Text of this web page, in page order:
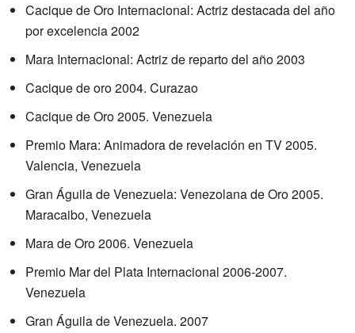
Cacique de Oro Internacional: Actriz destacada del año
por excelencia 2002
Mara Internacional: Actriz de reparto del año 2003
Cacique de oro 2004. Curazao
Cacique de Oro 2005. Venezuela
Premio Mara: Animadora de revelación en TV 2005.
Valencia, Venezuela
Gran Águila de Venezuela: Venezolana de Oro 2005.
Maracaibo, Venezuela
Mara de Oro 2006. Venezuela
Premio Mar del Plata Internacional 2006-2007.
Venezuela
Gran Águila de Venezuela. 2007